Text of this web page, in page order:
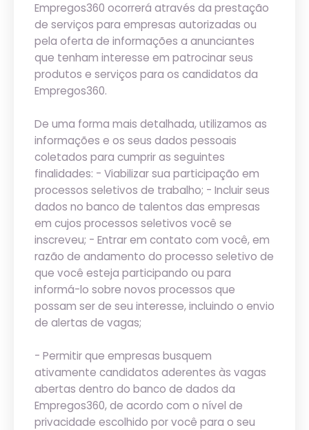
Empregos360 ocorrerá através da prestação
de serviços para empresas autorizadas ou
pela oferta de informações a anunciantes
que tenham interesse em patrocinar seus
produtos e serviços para os candidatos da
Empregos360.
De uma forma mais detalhada, utilizamos as
informações e os seus dados pessoais
coletados para cumprir as seguintes
finalidades: - Viabilizar sua participação em
processos seletivos de trabalho; - Incluir seus
dados no banco de talentos das empresas
em cujos processos seletivos você se
inscreveu; - Entrar em contato com você, em
razão de andamento do processo seletivo de
que você esteja participando ou para
informá-lo sobre novos processos que
possam ser de seu interesse, incluindo o envio
de alertas de vagas;
- Permitir que empresas busquem
ativamente candidatos aderentes às vagas
abertas dentro do banco de dados da
Empregos360, de acordo com o nível de
privacidade escolhido por você para o seu